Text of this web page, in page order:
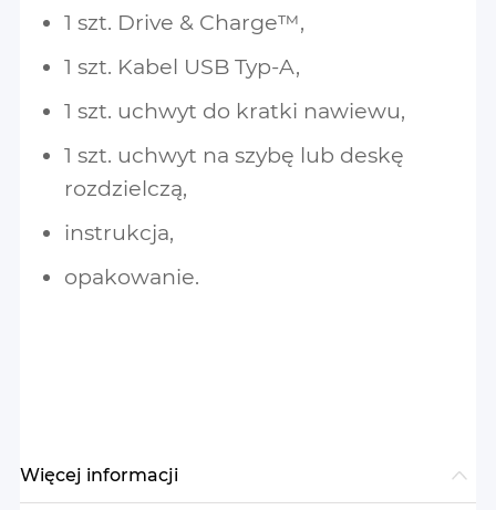
1 szt. Drive & Charge™,
1 szt. Kabel USB Typ-A,
1 szt. uchwyt do kratki nawiewu,
1 szt. uchwyt na szybę lub deskę
rozdzielczą,
instrukcja,
opakowanie.
Więcej informacji